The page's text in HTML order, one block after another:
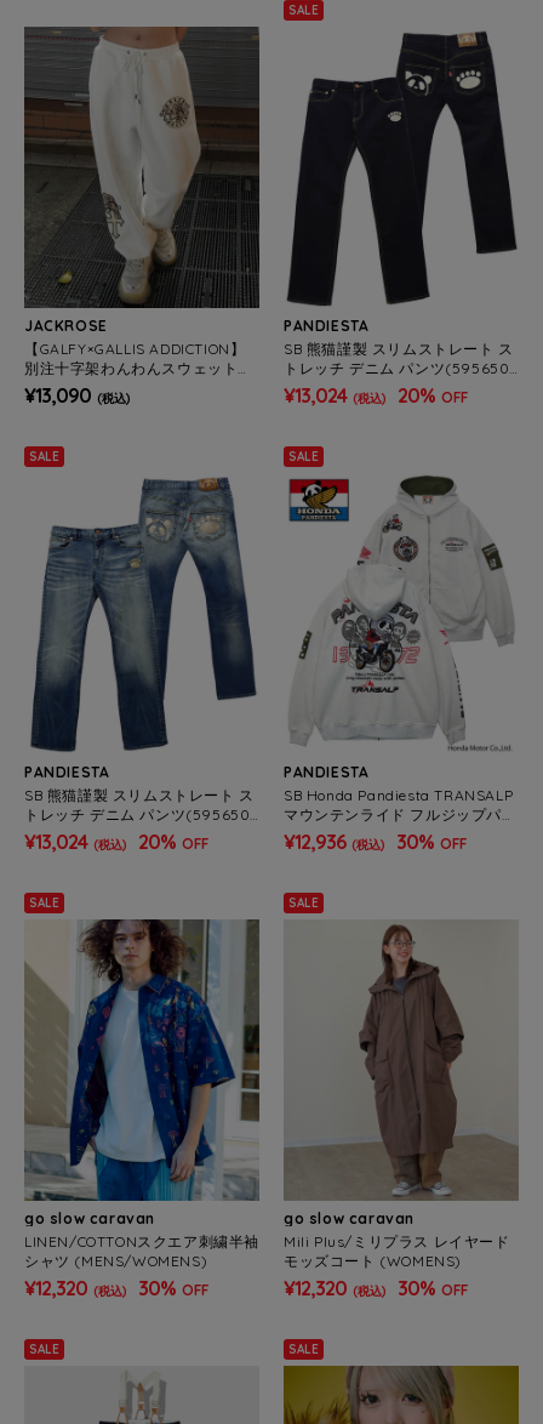
JACKROSE
【GALFY×GALLIS ADDICTION】
別注十字架わんわんスウェットパ
ンツ(MENS/WOMENS)
¥13,090 (税込)
SALE
PANDIESTA
SB 熊猫謹製 スリムストレート ス
トレッチ デニム パンツ(595650
MENS）
¥13,024 (税込) 20% OFF
SALE
PANDIESTA
SB 熊猫謹製 スリムストレート ス
トレッチ デニム パンツ(595650
MENS）
¥13,024 (税込) 20% OFF
SALE
PANDIESTA
SB Honda Pandiesta TRANSALP
マウンテンライド フルジップパー
カー(595502 MENS/WOMENS)
¥12,936 (税込) 30% OFF
SALE
go slow caravan
LINEN/COTTONスクエア刺繍半袖
シャツ (MENS/WOMENS)
¥12,320 (税込) 30% OFF
SALE
go slow caravan
Mili Plus/ミリプラス レイヤード
モッズコート (WOMENS)
¥12,320 (税込) 30% OFF
SALE SALE